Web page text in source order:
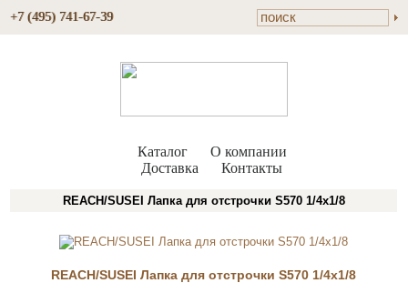
+7 (495) 741-67-39
Каталог
О компании
Доставка
Контакты
REACH/SUSEI Лапка для отстрочки S570 1/4х1/8
REACH/SUSEI Лапка для отстрочки S570 1/4х1/8